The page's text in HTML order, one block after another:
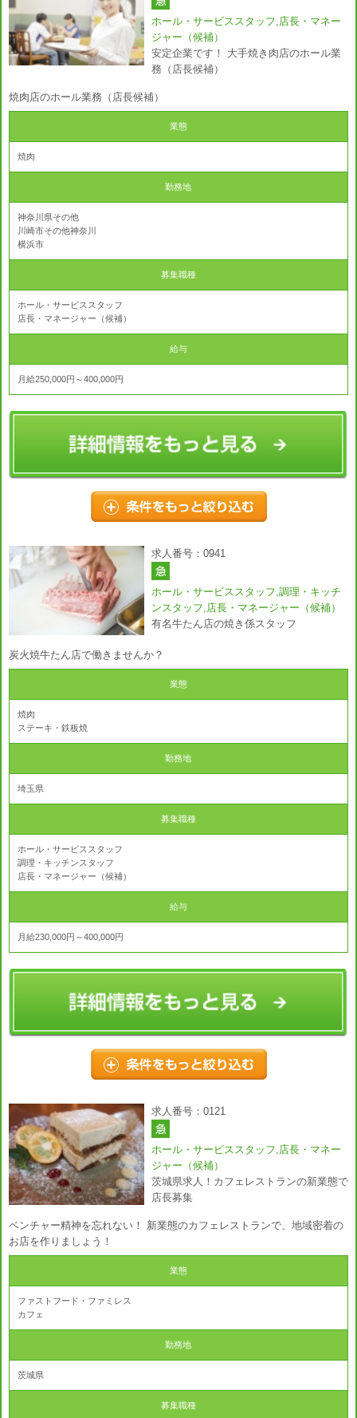
ホール・サービススタッフ,店長・マネー
ジャー（候補）
安定企業です！ 大手焼き肉店のホール業
務（店長候補）
焼肉店のホール業務（店長候補）
業態
焼肉
勤務地
神奈川県その他
川崎市その他神奈川
横浜市
募集職種
ホール・サービススタッフ
店長・マネージャー（候補）
給与
月給250,000円～400,000円
求人番号：0941
ホール・サービススタッフ,調理・キッチ
ンスタッフ,店長・マネージャー（候補）
有名牛たん店の焼き係スタッフ
炭火焼牛たん店で働きませんか？
業態
焼肉
ステーキ・鉄板焼
勤務地
埼玉県
募集職種
ホール・サービススタッフ
調理・キッチンスタッフ
店長・マネージャー（候補）
給与
月給230,000円～400,000円
求人番号：0121
ホール・サービススタッフ,店長・マネー
ジャー（候補）
茨城県求人！カフェレストランの新業態で
店長募集
ベンチャー精神を忘れない！ 新業態のカフェレストランで、地域密着の
お店を作りましょう！
業態
ファストフード・ファミレス
カフェ
勤務地
茨城県
募集職種